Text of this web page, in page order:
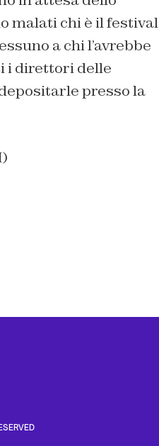
malati chi è il festival
a chi l’avrebbe
i direttori delle
presso la